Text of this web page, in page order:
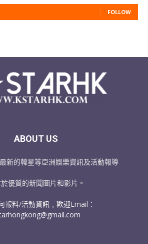
FOLLOW
ABOUT US
新的韓星等亞洲娛樂資訊及活動報導
優質的新聞圖片和影片。
報料/活動資訊﹐歡迎Email：